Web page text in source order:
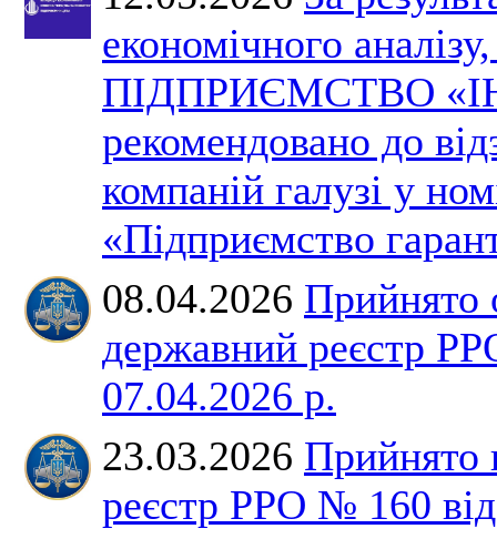
економічного
ПІДПРИЄМСТВО
рекомендовано до
компаній галузі у
«Підприємство
08.04.2026 Прийнято
державний реєстр
07.04.2026 р.
23.03.2026 Прийнято
реєстр РРО № 160